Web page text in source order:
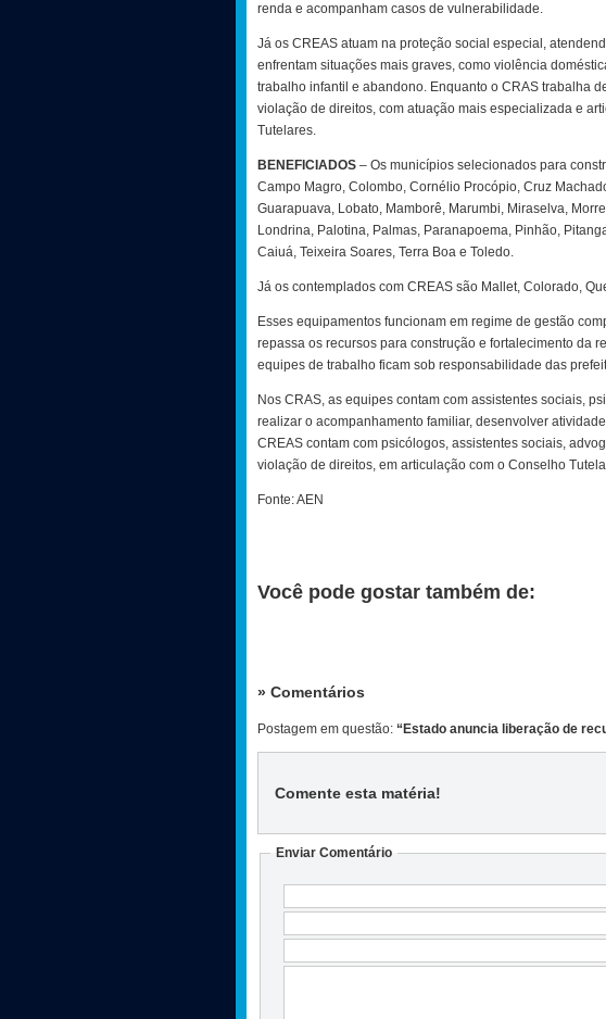
renda e acompanham casos de vulnerabilidade.
Já os CREAS atuam na proteção social especial,
enfrentam situações mais graves, como violência
trabalho infantil e abandono. Enquanto o CRAS trabalha
violação de direitos, com atuação mais especializada e
Tutelares.
BENEFICIADOS – Os municípios selecionados para
Campo Magro, Colombo, Cornélio Procópio, Cruz
Guarapuava, Lobato, Mamborê, Marumbi, Miraselva,
Londrina, Palotina, Palmas, Paranapoema, Pinhão,
Caiuá, Teixeira Soares, Terra Boa e Toledo.
Já os contemplados com CREAS são Mallet, Colorado,
Esses equipamentos funcionam em regime de gestão
repassa os recursos para construção e fortalecimento da
equipes de trabalho ficam sob responsabilidade das
Nos CRAS, as equipes contam com assistentes sociais,
realizar o acompanhamento familiar, desenvolver
CREAS contam com psicólogos, assistentes sociais,
violação de direitos, em articulação com o Conselho
Fonte: AEN
Você pode gostar também de:
» Comentários
Postagem em questão: “Estado anuncia liberação de
Comente esta matéria!
Enviar Comentário